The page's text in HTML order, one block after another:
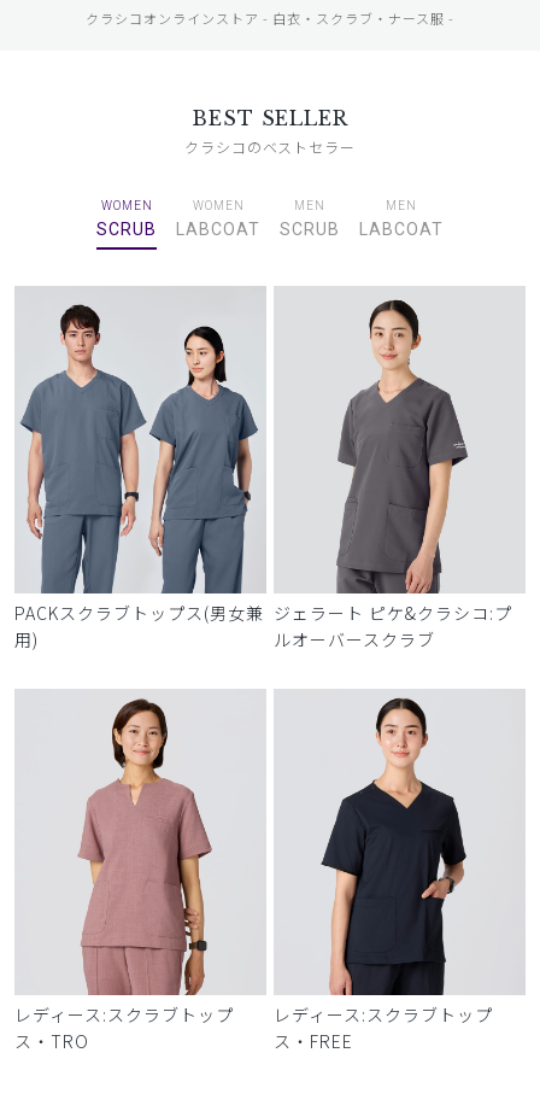
クラシコオンラインストア - 白衣・スクラブ・ナース服 -
BEST SELLER
クラシコのベストセラー
WOMEN
SCRUB
WOMEN
LABCOAT
MEN
SCRUB
MEN
LABCOAT
PACKスクラブトップス(男女兼
用)
ジェラート ピケ&クラシコ:プ
ルオーバースクラブ
レディース:スクラブトップ
ス・TRO
レディース:スクラブトップ
ス・FREE